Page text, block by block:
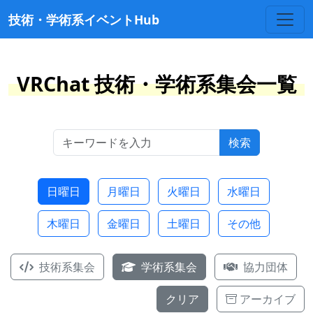
技術・学術系イベントHub
VRChat 技術・学術系集会一覧
検索
日曜日 月曜日 火曜日 水曜日
木曜日 金曜日 土曜日 その他
技術系集会 学術系集会 協力団体
クリア アーカイブ